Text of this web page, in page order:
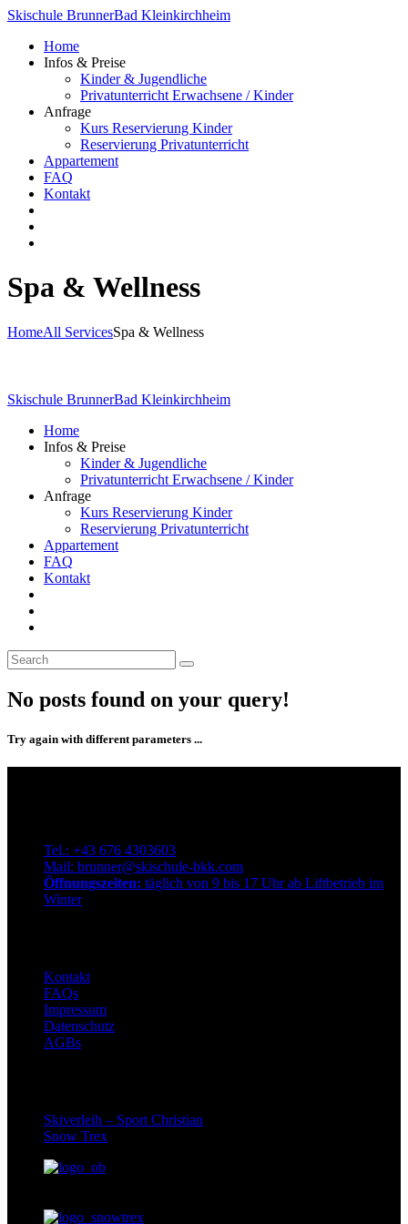
Skischule BrunnerBad Kleinkirchheim
Home
Infos & Preise
Kinder & Jugendliche
Privatunterricht Erwachsene / Kinder
Anfrage
Kurs Reservierung Kinder
Reservierung Privatunterricht
Appartement
FAQ
Kontakt
Spa & Wellness
HomeAll ServicesSpa & Wellness
Skischule BrunnerBad Kleinkirchheim
Home
Infos & Preise
Kinder & Jugendliche
Privatunterricht Erwachsene / Kinder
Anfrage
Kurs Reservierung Kinder
Reservierung Privatunterricht
Appartement
FAQ
Kontakt
No posts found on your query!
Try again with different parameters ...
Tel.: +43 676 4303603
Mail: brunner@skischule-bkk.com
Öffnungszeiten: täglich von 9 bis 17 Uhr ab Liftbetrieb im
Winter
Kontakt
FAQs
Impressum
Datenschutz
AGBs
Skiverleih – Sport Christian
Snow Trex